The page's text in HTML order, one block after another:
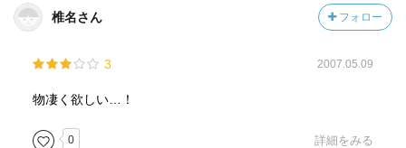
椎名さん フォロー
3 2007.05.09
物凄く欲しい…！
0 詳細をみる